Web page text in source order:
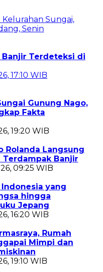
Banjir Terdeteksi di
17:10 WIB
Gunung Nago,
Fakta
19:20 WIB
Rolanda Langsung
Terdampak Banjir
09:25 WIB
yang
hingga
Jepang
16:20 WIB
Rumah
Mimpi dan
19:10 WIB